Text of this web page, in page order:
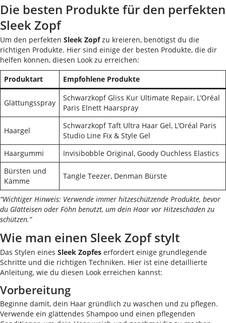
Die besten Produkte für den perfekten
Sleek Zopf
Um den perfekten Sleek Zopfzu kreieren, benötigst du die
richtigen Produkte. Hier sind einige der besten Produkte, die dir
helfen können, diesen Look zu erreichen:
Produktart
Empfohlene Produkte
Glättungsspray
Schwarzkopf Gliss Kur Ultimate Repair, L’Oréal
Paris Elnett Haarspray
Haargel
Schwarzkopf Taft Ultra Haar Gel, L’Oréal Paris
Studio Line Fix & Style Gel
Haargummi
Invisibobble Original, Goody Ouchless Elastics
Bürsten und
Kämme
Tangle Teezer, Denman Bürste
“Wichtiger Hinweis: Verwende immer hitzeschützende Produkte, bevor
du Glätteisen oder Föhn benutzt, um dein Haar vor Hitzeschäden zu
schützen.”
Wie man einen Sleek Zopf stylt
Das Stylen eines Sleek Zopfes erfordert einige grundlegende
Schritte und die richtigen Techniken. Hier ist eine detaillierte
Anleitung, wie du diesen Look erreichen kannst:
Vorbereitung
Beginne damit, dein Haar gründlich zu waschen und zu pflegen.
Verwende ein glättendes Shampoo und einen pflegenden